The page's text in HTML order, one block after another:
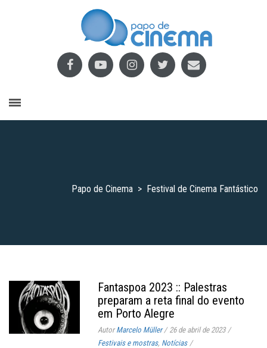
Papo de Cinema > Festival de Cinema Fantástico
Fantaspoa 2023 :: Palestras
preparam a reta final do evento
em Porto Alegre
AutorMarcelo Müller / 26 de abril de 2023 /
Festivais e mostras, Notícias /